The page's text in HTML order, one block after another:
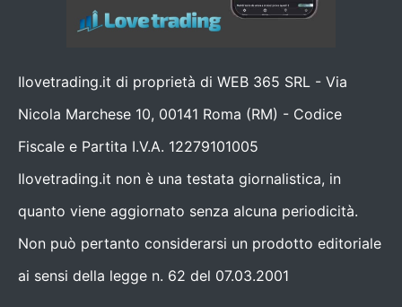
Ilovetrading.it di proprietà di WEB 365 SRL - Via
Nicola Marchese 10, 00141 Roma (RM) - Codice
Fiscale e Partita I.V.A. 12279101005
Ilovetrading.it non è una testata giornalistica, in
quanto viene aggiornato senza alcuna periodicità.
Non può pertanto considerarsi un prodotto editoriale
ai sensi della legge n. 62 del 07.03.2001